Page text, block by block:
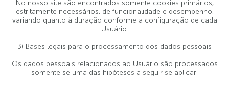
No nosso site são encontrados somente cookies primários,
estritamente necessários, de funcionalidade e desempenho,
variando quanto à duração conforme a configuração de cada
Usuário.
3) Bases legais para o processamento dos dados pessoais
Os dados pessoais relacionados ao Usuário são processados
somente se uma das hipóteses a seguir se aplicar: